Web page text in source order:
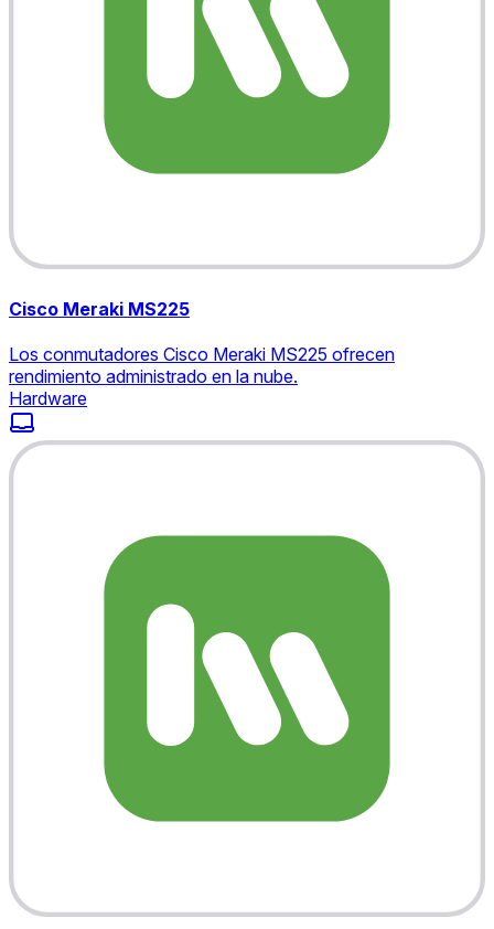
Cisco Meraki MS225
Los conmutadores Cisco Meraki MS225 ofrecen
rendimiento administrado en la nube.
Hardware